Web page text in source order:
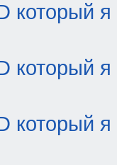
который я
который я
который я